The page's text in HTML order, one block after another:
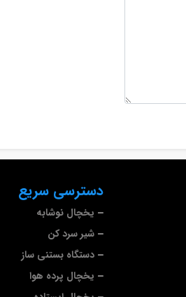
دسترسی سریع
یخچال نوشابه
شیر سرد کن
دستگاه بستنی ساز
یخچال پرده هوا